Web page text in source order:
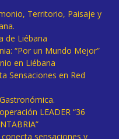
Territorio, Paisaje y
de Liébana
“Por un Mundo Mejor”
en Liébana
Sensaciones en Red
LEADER “36
sensaciones y